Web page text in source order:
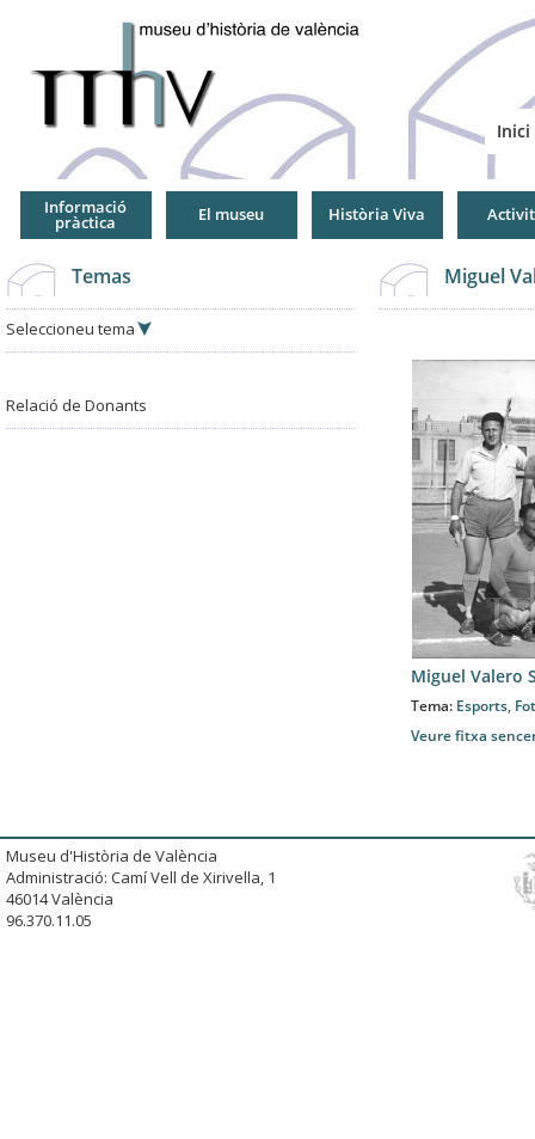
Inici
Informació
pràctica El museu Història Viva
Temas
Seleccioneu tema
Relació de Donants
Miguel
Miguel Valero
Tema: Esports,
Veure fitxa
Museu d'Història de València
Administració: Camí Vell de Xirivella, 1
46014 València
96.370.11.05